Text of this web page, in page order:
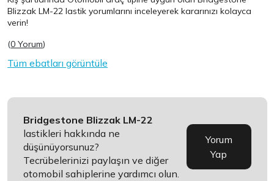
Blizzak LM-22 lastik yorumlarını inceleyerek kararınızı kolayca
verin!
(0 Yorum)
Tüm ebatları görüntüle
Bridgestone Blizzak LM-22
lastikleri hakkında ne
düşünüyorsunuz?
Tecrübelerinizi paylaşın ve diğer
otomobil sahiplerine yardımcı olun.
Yorum
Yap